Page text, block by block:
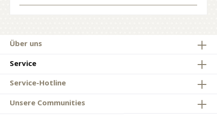
Über uns
Service
Service-Hotline
Unsere Communities